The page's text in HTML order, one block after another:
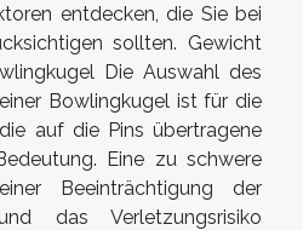
entdecken, die Sie bei
sollten. Gewicht
Die Auswahl des
Bowlingkugel ist für die
auf die Pins übertragene
Eine zu schwere
Beeinträchtigung der
das Verletzungsrisiko